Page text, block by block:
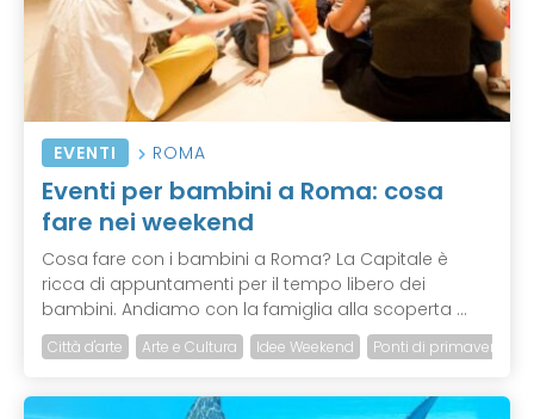
EVENTI ROMA
Eventi per bambini a Roma: cosa
fare nei weekend
Cosa fare con i bambini a Roma? La Capitale è
ricca di appuntamenti per il tempo libero dei
bambini. Andiamo con la famiglia alla scoperta ...
Città d'arte Arte e Cultura Idee Weekend Ponti di primavera